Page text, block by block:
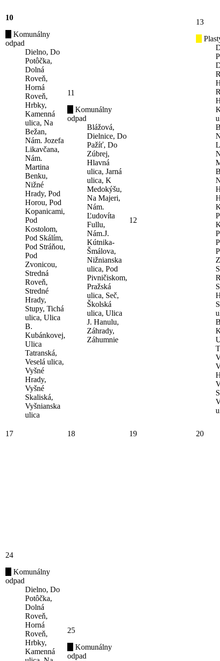
10
Komunálny
odpad
Dielno, Do
Potôčka,
Dolná
Roveň,
Horná
Roveň,
Hrbky,
Kamenná
ulica, Na
Bežan,
Nám. Jozefa
Likavčana,
Nám.
Martina
Benku,
Nižné
Hrady, Pod
Horou, Pod
Kopanicami,
Pod
Kostolom,
Pod Skálím,
Pod Stráňou,
Pod
Zvonicou,
Stredná
Roveň,
Stredné
Hrady,
Stupy, Tichá
ulica, Ulica
B.
Kubánkovej,
Ulica
Tatranská,
Veselá ulica,
Vyšné
Hrady,
Vyšné
Skaliská,
Vyšnianska
ulica
11
Komunálny
odpad
Blážová,
Dielnice, Do
Pažíť, Do
Zúbrej,
Hlavná
ulica, Jarná
ulica, K
Medokýšu,
Na Majeri,
Nám.
Ľudovíta
Fullu,
Nám.J.
Kútnika-
Šmálova,
Nižnianska
ulica, Pod
Pivničiskom,
Pražská
ulica, Seč,
Školská
ulica, Ulica
J. Hanulu,
Záhrady,
Záhumnie
12
13
17 18 19 20
24
Komunálny
odpad
Dielno, Do
Potôčka,
Dolná
Roveň,
Horná
Roveň,
Hrbky,
Kamenná
25
Komunálny
odpad